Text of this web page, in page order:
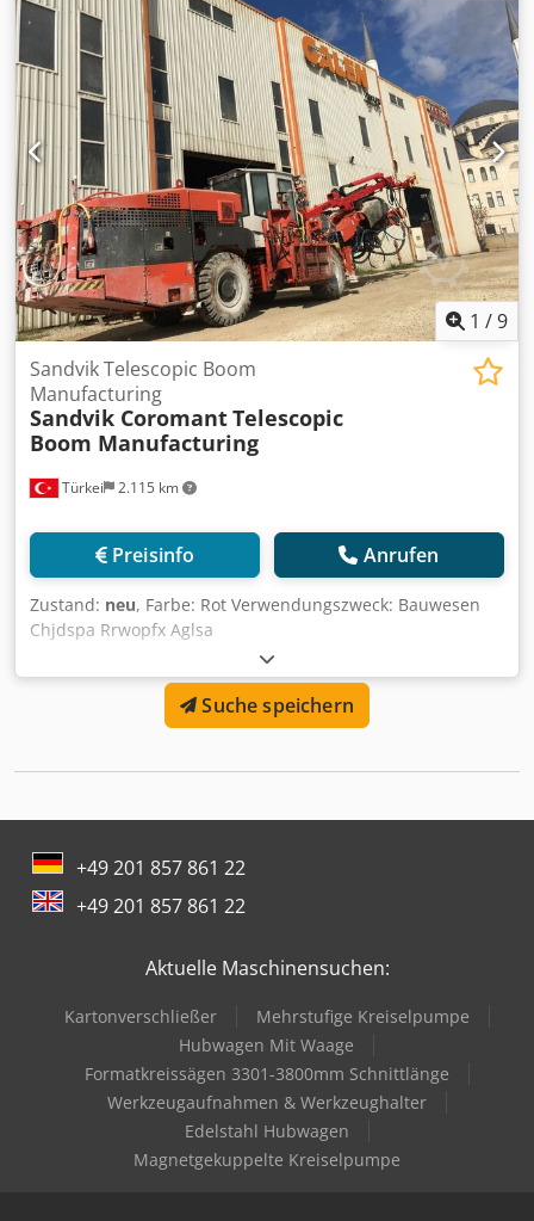
1 /9
Türkei 2.115 km
Sandvik Telescopic Boom
Manufacturing
Sandvik CoromantTelescopic
Boom Manufacturing
Preisinfo Anrufen
Zustand: neu, Farbe: Rot Verwendungszweck: Bauwesen
Chjdspa Rrwopfx Aglsa
Suche speichern
+49 201 857 861 22
+49 201 857 861 22
Aktuelle Maschinensuchen:
Kartonverschließer
Mehrstufige Kreiselpumpe
Hubwagen Mit Waage
Formatkreissägen 3301-3800mm Schnittlänge
Werkzeugaufnahmen & Werkzeughalter
Edelstahl Hubwagen
Magnetgekuppelte Kreiselpumpe